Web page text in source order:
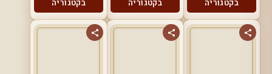
בקטגוריה
בקטגוריה
בקטגוריה